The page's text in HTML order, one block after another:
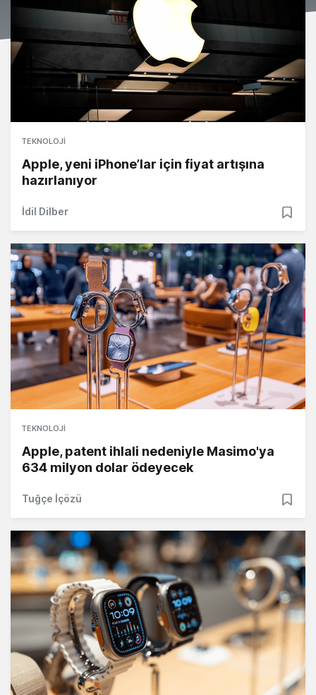
TEKNOLOJI
Apple, yeni iPhone’lar için fiyat artışına
hazırlanıyor
İdil Dilber
TEKNOLOJI
Apple, patent ihlali nedeniyle Masimo'ya
634 milyon dolar ödeyecek
Tuğçe İçözü